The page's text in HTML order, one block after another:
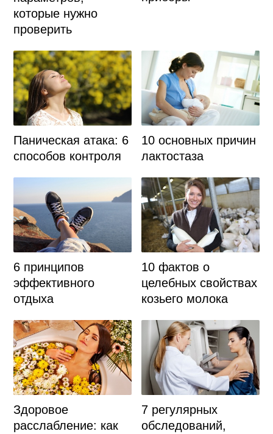
которые нужно
проверить
Паническая атака: 6
способов контроля
10 основных причин
лактостаза
6 принципов
эффективного
отдыха
10 фактов о
целебных свойствах
козьего молока
Здоровое
расслабление: как
7 регулярных
обследований,